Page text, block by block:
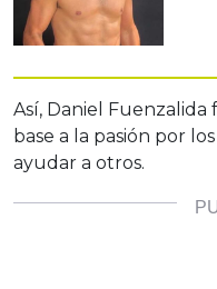
Así, Daniel
base a la pasión por
ayudar a otros.